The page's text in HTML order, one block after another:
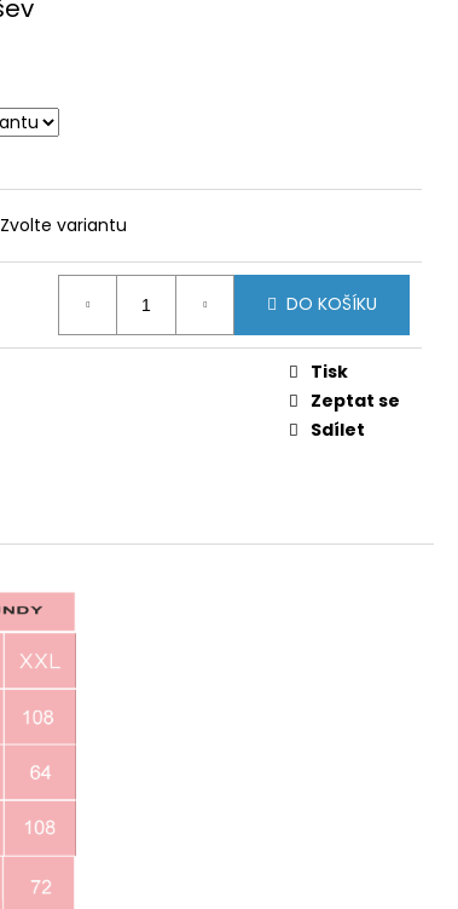
Zvolte variantu
DO KOŠÍKU
Tisk
Zeptat se
Sdílet